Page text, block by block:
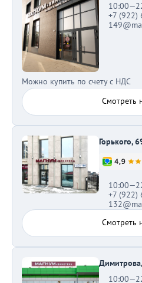
+7 (922)
Можно купить по счету с НДС
Смотреть
Горького,
+7 (922)
Смотреть